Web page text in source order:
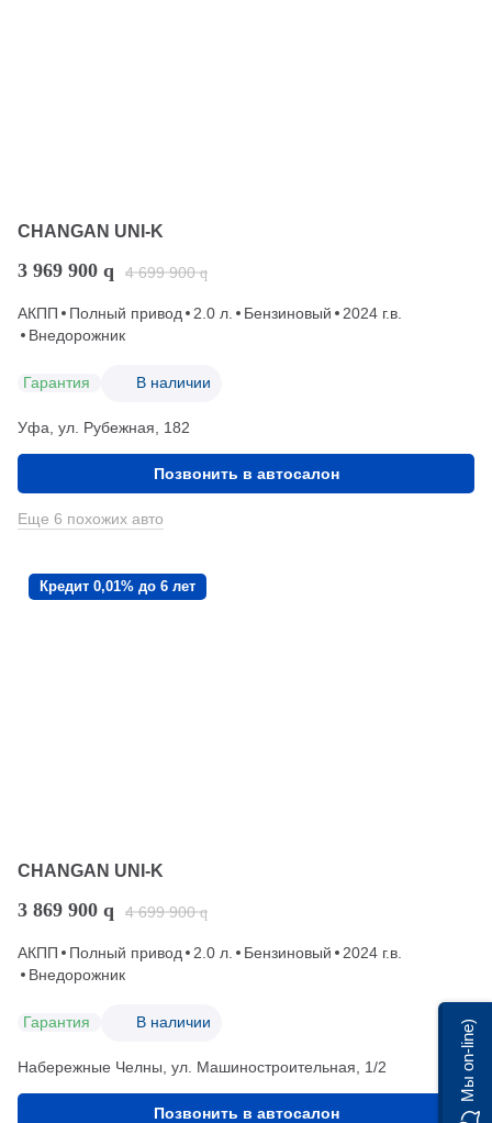
CHANGAN UNI-K
3 969 900 q 4 699 900 q
АКПП Полный привод 2.0 л. Бензиновый
2024 г.в.
Внедорожник
Гарантия В наличии
Уфа, ул. Рубежная, 182
Позвонить в автосалон
Еще 6 похожих авто
Кредит 0,01% до 6 лет
CHANGAN UNI-K
3 869 900 q 4 699 900 q
АКПП Полный привод 2.0 л. Бензиновый
2024 г.в.
Внедорожник
Гарантия В наличии
Набережные Челны, ул. Машиностроительная, 1/2
Позвонить в автосалон
Мы on-line)